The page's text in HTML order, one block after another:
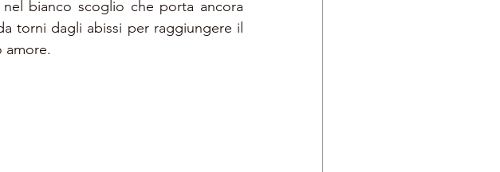
bianco scoglio che porta ancora
torni dagli abissi per raggiungere il
amore.